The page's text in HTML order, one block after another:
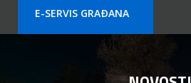
E-SERVIS GRAÐANA